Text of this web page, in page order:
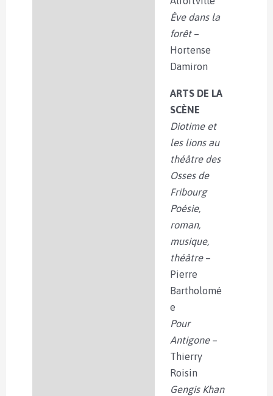
Ève dans la
forêt–
Hortense
Damiron
ARTS DE LA
SCÈNE
Diotime et
les lions au
théâtre des
Osses de
Fribourg
Poésie,
roman,
musique,
théâtre–
Pierre
Bartholomé
e
Pour
Antigone–
Thierry
Roisin
Gengis Khan